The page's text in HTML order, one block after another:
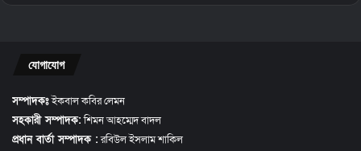
যোগাযোগ
সম্পাদকঃইকবাল কবির লেমন
সহকারী সম্পাদক:শিমন আহম্মেদ বাদল
প্রধান বার্তা সম্পাদক :রবিউল ইসলাম শাকিল